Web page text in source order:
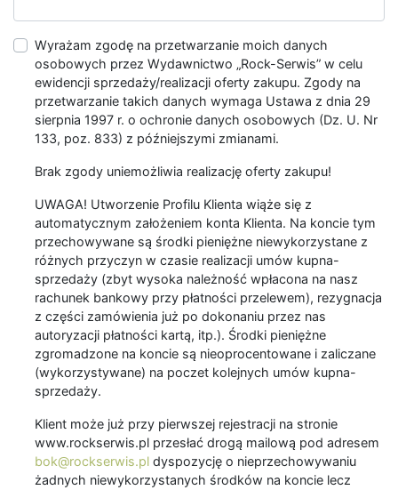
Wyrażam zgodę na przetwarzanie moich danych
osobowych przez Wydawnictwo „Rock-Serwis” w celu
ewidencji sprzedaży/realizacji oferty zakupu. Zgody na
przetwarzanie takich danych wymaga Ustawa z dnia 29
sierpnia 1997 r. o ochronie danych osobowych (Dz. U. Nr
133, poz. 833) z późniejszymi zmianami.
Brak zgody uniemożliwia realizację oferty zakupu!
UWAGA! Utworzenie Profilu Klienta wiąże się z
automatycznym założeniem konta Klienta. Na koncie tym
przechowywane są środki pieniężne niewykorzystane z
różnych przyczyn w czasie realizacji umów kupna-
sprzedaży (zbyt wysoka należność wpłacona na nasz
rachunek bankowy przy płatności przelewem), rezygnacja
z części zamówienia już po dokonaniu przez nas
autoryzacji płatności kartą, itp.). Środki pieniężne
zgromadzone na koncie są nieoprocentowane i zaliczane
(wykorzystywane) na poczet kolejnych umów kupna-
sprzedaży.
Klient może już przy pierwszej rejestracji na stronie
www.rockserwis.pl przesłać drogą mailową pod adresem
bok@rockserwis.pl dyspozycję o nieprzechowywaniu
żadnych niewykorzystanych środków na koncie lecz